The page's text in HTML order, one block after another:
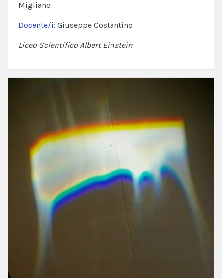
Migliano
Docente/i: Giuseppe Costantino
Liceo Scientifico Albert Einstein